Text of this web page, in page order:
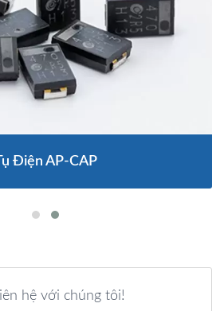
Điện AP-CAP
hệ với chúng tôi!